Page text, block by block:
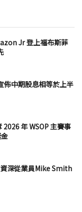
Jr 登上福布斯菲
佈中期股息相等於上半
年 WSOP 主賽事
深從業員Mike Smith